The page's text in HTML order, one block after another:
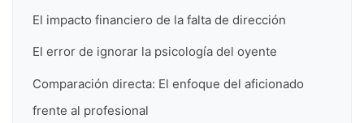
El impacto financiero de la falta de dirección
El error de ignorar la psicología del oyente
Comparación directa: El enfoque del aficionado
frente al profesional